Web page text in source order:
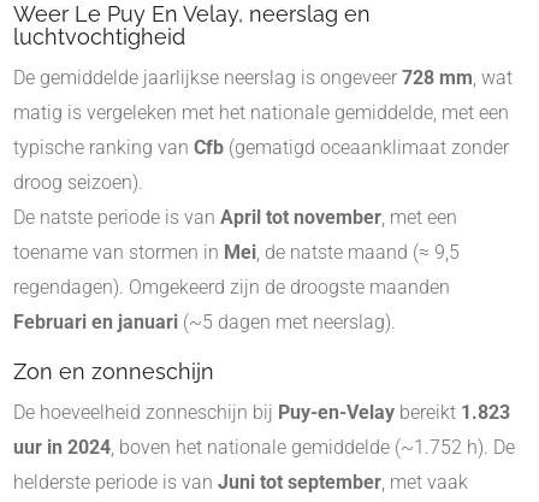
Weer Le Puy En Velay, neerslag en
luchtvochtigheid
De gemiddelde jaarlijkse neerslag is ongeveer 728 mm, wat
matig is vergeleken met het nationale gemiddelde, met een
typische ranking van Cfb (gematigd oceaanklimaat zonder
droog seizoen).
De natste periode is van April tot november, met een
toename van stormen in Mei, de natste maand (≈ 9,5
regendagen). Omgekeerd zijn de droogste maanden
Februari en januari (~5 dagen met neerslag).
Zon en zonneschijn
De hoeveelheid zonneschijn bij Puy-en-Velay bereikt 1.823
uur in 2024, boven het nationale gemiddelde (~1.752 h). De
helderste periode is van Juni tot september, met vaak